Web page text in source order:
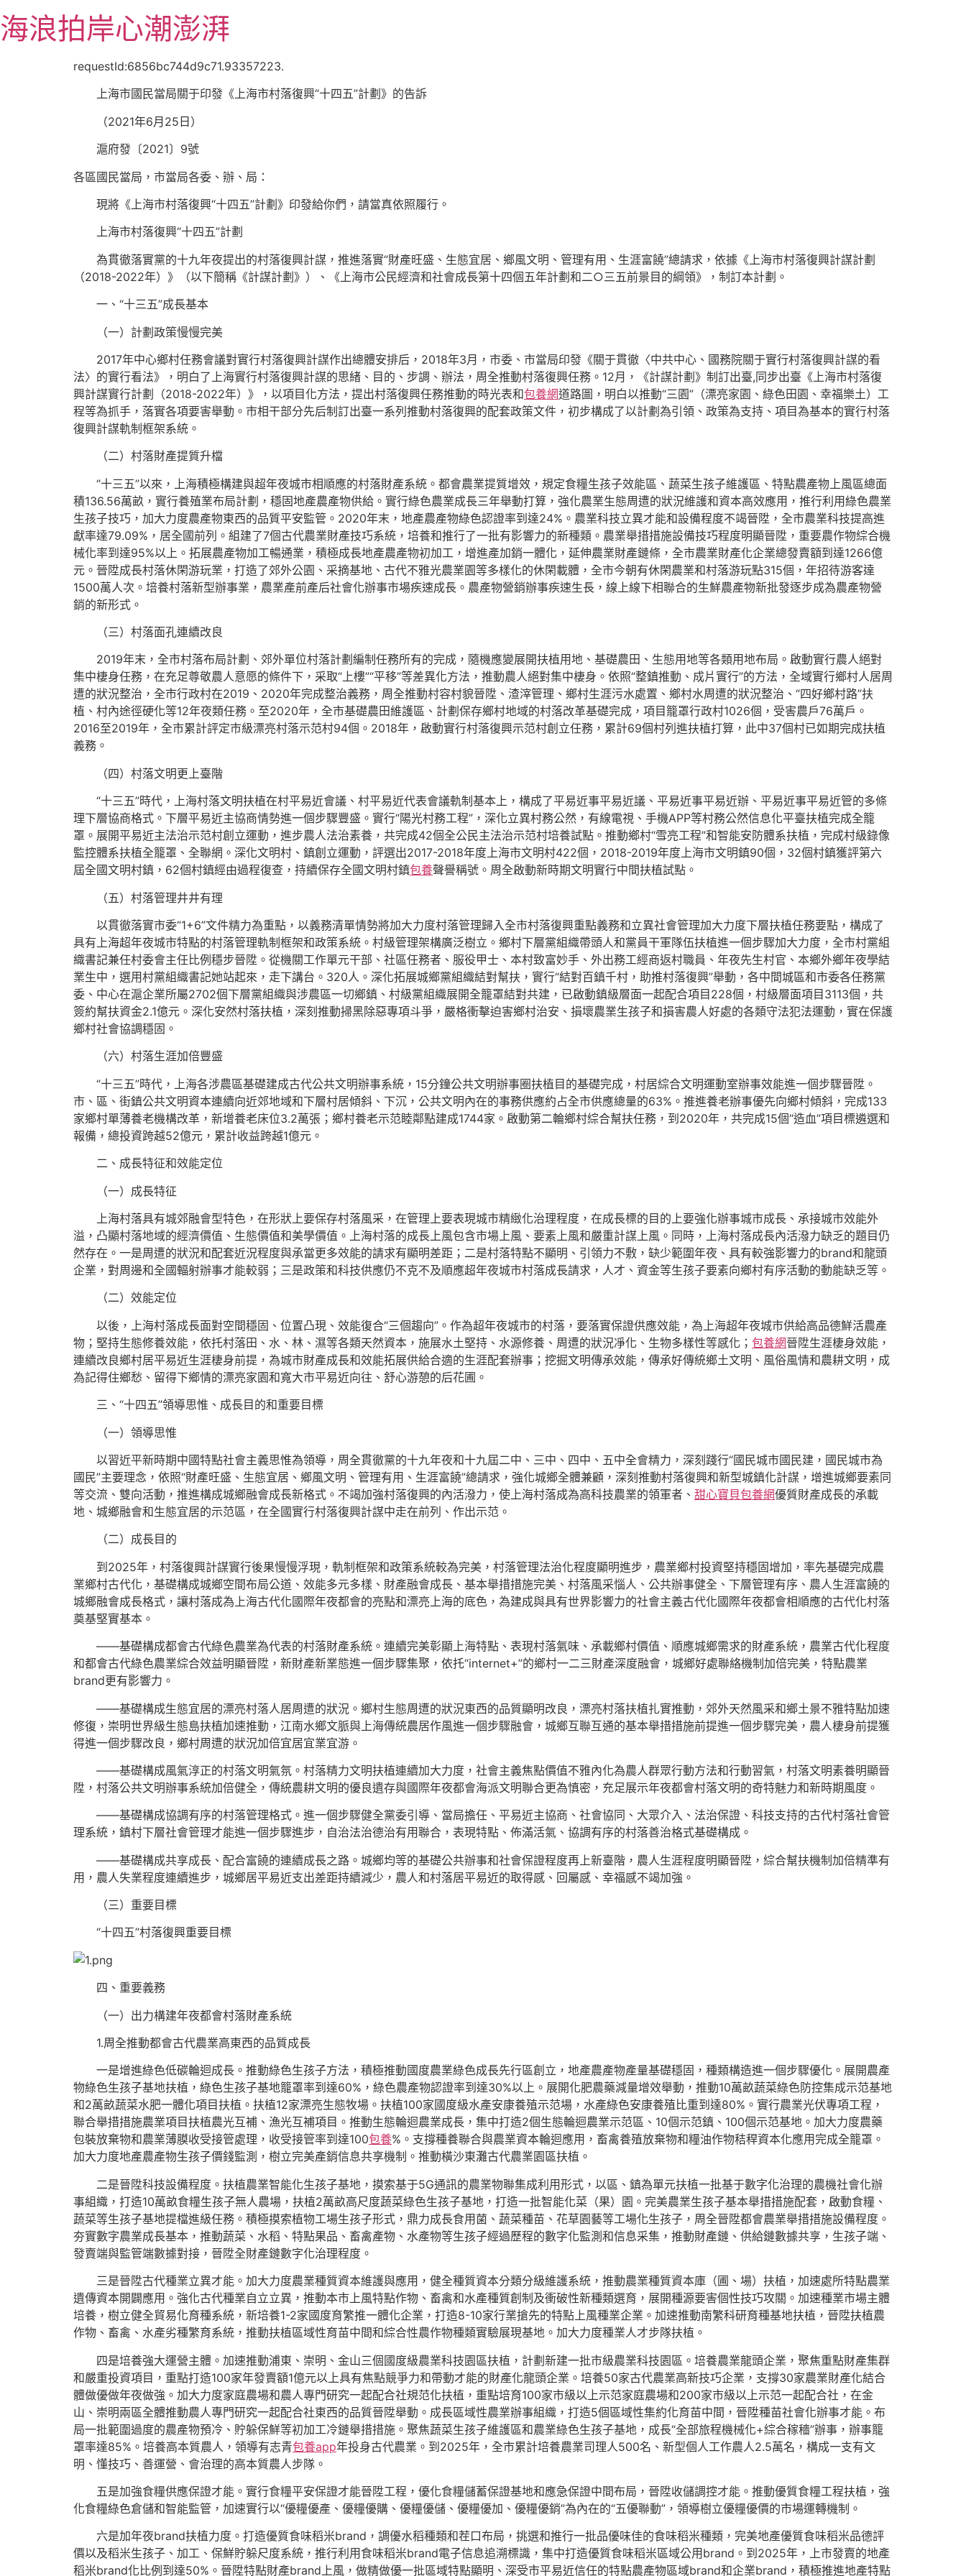
至
主海浪拍岸心潮澎湃
requestId:6856bc744d9c71.93357223.
上海市國民當局關于印發《上海市村落復興“十四五”計劃》的告訴
（2021年6月25日）
滬府發〔2021〕9號
各區國民當局，市當局各委、辦、局：
現將《上海市村落復興“十四五”計劃》印發給你們，請當真依照履行。
上海市村落復興“十四五”計劃
為貫徹落實黨的十九年夜提出的村落復興計謀，推進落實“財產旺盛、生態宜居、鄉風文明、管理有用、生涯富饒”總請求，依據《上海市村落復興計謀計劃
（2018-2022年）》（以下簡稱《計謀計劃》）、《上海市公民經濟和社會成長第十四個五年計劃和二○三五前景目的綱領》，制訂本計劃。
一、“十三五”成長基本
（一）計劃政策慢慢完美
2017年中心鄉村任務會議對實行村落復興計謀作出總體安排后，2018年3月，市委、市當局印發《關于貫徹〈中共中心、國務院關于實行村落復興計謀的看
法〉的實行看法》，明白了上海實行村落復興計謀的思緒、目的、步調、辦法，周全推動村落復興任務。12月，《計謀計劃》制訂出臺,同步出臺《上海市村落復
興計謀實行計劃（2018-2022年）》，以項目化方法，提出村落復興任務推動的時光表和包養網道路圖，明白以推動“三園”（漂亮家園、綠色田園、幸福樂土）工
程等為抓手，落實各項要害舉動。市相干部分先后制訂出臺一系列推動村落復興的配套政策文件，初步構成了以計劃為引領、政策為支持、項目為基本的實行村落
復興計謀軌制框架系統。
（二）村落財產提質升檔
“十三五”以來，上海積極構建與超年夜城市相順應的村落財產系統。都會農業提質增效，規定食糧生孩子效能區、蔬菜生孩子維護區、特點農產物上風區總面
積136.56萬畝，實行養殖業布局計劃，穩固地產農產物供給。實行綠色農業成長三年舉動打算，強化農業生態周遭的狀況維護和資本高效應用，推行利用綠色農業
生孩子技巧，加大力度農產物東西的品質平安監管。2020年末，地產農產物綠色認證率到達24%。農業科技立異才能和設備程度不竭晉陞，全市農業科技提高進
獻率達79.09%，居全國前列。組建了7個古代農業財產技巧系統，培養和推行了一批有影響力的新種類。農業舉措措施設備技巧程度明顯晉陞，重要農作物綜合機
械化率到達95%以上。拓展農產物加工暢通業，積極成長地產農產物初加工，增進產加銷一體化，延伸農業財產鏈條，全市農業財產化企業總發賣額到達1266億
元。晉陞成長村落休閑游玩業，打造了郊外公園、采摘基地、古代不雅光農業園等多樣化的休閑載體，全市今朝有休閑農業和村落游玩點315個，年招待游客達
1500萬人次。培養村落新型辦事業，農業產前產后社會化辦事市場疾速成長。農產物營銷辦事疾速生長，線上線下相聯合的生鮮農產物新批發逐步成為農產物營
銷的新形式。
（三）村落面孔連續改良
2019年末，全市村落布局計劃、郊外單位村落計劃編制任務所有的完成，隨機應變展開扶植用地、基礎農田、生態用地等各類用地布局。啟動實行農人絕對
集中棲身任務，在充足尊敬農人意愿的條件下，采取“上樓”“平移”等差異化方法，推動農人絕對集中棲身。依照“整鎮推動、成片實行”的方法，全域實行鄉村人居周
遭的狀況整治，全市行政村在2019、2020年完成整治義務，周全推動村容村貌晉陞、渣滓管理、鄉村生涯污水處置、鄉村水周遭的狀況整治、“四好鄉村路”扶
植、村內途徑硬化等12年夜類任務。至2020年，全市基礎農田維護區、計劃保存鄉村地域的村落改革基礎完成，項目籠罩行政村1026個，受害農戶76萬戶。
2016至2019年，全市累計評定市級漂亮村落示范村94個。2018年，啟動實行村落復興示范村創立任務，累計69個村列進扶植打算，此中37個村已如期完成扶植
義務。
（四）村落文明更上臺階
“十三五”時代，上海村落文明扶植在村平易近會議、村平易近代表會議軌制基本上，構成了平易近事平易近議、平易近事平易近辦、平易近事平易近管的多條
理下層協商格式。下層平易近主協商情勢進一個步驟豐盛。實行“陽光村務工程”，深化立異村務公然，有線電視、手機APP等村務公然信息化平臺扶植完成全籠
罩。展開平易近主法治示范村創立運動，進步農人法治素養，共完成42個全公民主法治示范村培養試點。推動鄉村“雪亮工程”和智能安防體系扶植，完成村級錄像
監控體系扶植全籠罩、全聯網。深化文明村、鎮創立運動，評選出2017-2018年度上海市文明村422個，2018-2019年度上海市文明鎮90個，32個村鎮獲評第六
屆全國文明村鎮，62個村鎮經由過程復查，持續保存全國文明村鎮包養聲譽稱號。周全啟動新時期文明實行中間扶植試點。
（五）村落管理井井有理
以貫徹落實市委“1+6”文件精力為重點，以義務清單情勢將加大力度村落管理歸入全市村落復興重點義務和立異社會管理加大力度下層扶植任務要點，構成了
具有上海超年夜城市特點的村落管理軌制框架和政策系統。村級管理架構廣泛樹立。鄉村下層黨組織帶頭人和黨員干軍隊伍扶植進一個步驟加大力度，全市村黨組
織書記兼任村委會主任比例穩步晉陞。從機關工作單元干部、社區任務者、服役甲士、本村致富妙手、外出務工經商返村職員、年夜先生村官、本鄉外鄉年夜學結
業生中，選用村黨組織書記她站起來，走下講台。320人。深化拓展城鄉黨組織結對幫扶，實行“結對百鎮千村，助推村落復興”舉動，各中間城區和市委各任務黨
委、中心在滬企業所屬2702個下層黨組織與涉農區一切鄉鎮、村級黨組織展開全籠罩結對共建，已啟動鎮級層面一起配合項目228個，村級層面項目3113個，共
簽約幫扶資金2.1億元。深化安然村落扶植，深刻推動掃黑除惡專項斗爭，嚴格衝擊迫害鄉村治安、損壞農業生孩子和損害農人好處的各類守法犯法運動，實在保護
鄉村社會協調穩固。
（六）村落生涯加倍豐盛
“十三五”時代，上海各涉農區基礎建成古代公共文明辦事系統，15分鐘公共文明辦事圈扶植目的基礎完成，村居綜合文明運動室辦事效能進一個步驟晉陞。
市、區、街鎮公共文明資本連續向近郊地域和下層村居傾斜、下沉，公共文明內在的事務供應約占全市供應總量的63%。推進養老辦事優先向鄉村傾斜，完成133
家鄉村單薄養老機構改革，新增養老床位3.2萬張；鄉村養老示范睦鄰點建成1744家。啟動第二輪鄉村綜合幫扶任務，到2020年，共完成15個“造血”項目標遴選和
報備，總投資跨越52億元，累計收益跨越1億元。
二、成長特征和效能定位
（一）成長特征
上海村落具有城郊融會型特色，在形狀上要保存村落風采，在管理上要表現城市精緻化治理程度，在成長標的目的上要強化辦事城市成長、承接城市效能外
溢，凸顯村落地域的經濟價值、生態價值和美學價值。上海村落的成長上風包含市場上風、要素上風和嚴重計謀上風。同時，上海村落成長內活潑力缺乏的題目仍
然存在。一是周遭的狀況和配套近況程度與承當更多效能的請求有顯明差距；二是村落特點不顯明、引領力不敷，缺少範圍年夜、具有較強影響力的brand和龍頭
企業，對周邊和全國輻射辦事才能較弱；三是政策和科技供應仍不克不及順應超年夜城市村落成長請求，人才、資金等生孩子要素向鄉村有序活動的動能缺乏等。
（二）效能定位
以後，上海村落成長面對空間穩固、位置凸現、效能復合“三個趨向”。作為超年夜城市的村落，要落實保證供應效能，為上海超年夜城市供給高品德鮮活農產
物；堅持生態修養效能，依托村落田、水、林、濕等各類天然資本，施展水土堅持、水源修養、周遭的狀況凈化、生物多樣性等感化； 包養網晉陞生涯棲身效能，
連續改良鄉村居平易近生涯棲身前提，為城市財產成長和效能拓展供給合適的生涯配套辦事；挖掘文明傳承效能，傳承好傳統鄉土文明、風俗風情和農耕文明，成
為記得住鄉愁、留得下鄉情的漂亮家園和寬大市平易近向往、舒心游憩的后花圃。
三、“十四五”領導思惟、成長目的和重要目標
（一）領導思惟
以習近平新時期中國特點社會主義思惟為領導，周全貫徹黨的十九年夜和十九屆二中、三中、四中、五中全會精力，深刻踐行“國民城市國民建，國民城市為
國民”主要理念，依照“財產旺盛、生態宜居、鄉風文明、管理有用、生涯富饒”總請求，強化城鄉全體兼顧，深刻推動村落復興和新型城鎮化計謀，增進城鄉要素同
等交流、雙向活動，推進構成城鄉融會成長新格式。不竭加強村落復興的內活潑力，使上海村落成為高科技農業的領軍者、 甜心寶貝包養網優質財產成長的承載
地、城鄉融會和生態宜居的示范區，在全國實行村落復興計謀中走在前列、作出示范。
（二）成長目的
到2025年，村落復興計謀實行後果慢慢浮現，軌制框架和政策系統較為完美，村落管理法治化程度顯明進步，農業鄉村投資堅持穩固增加，率先基礎完成農
業鄉村古代化，基礎構成城鄉空間布局公道、效能多元多樣、財產融會成長、基本舉措措施完美、村落風采惱人、公共辦事健全、下層管理有序、農人生涯富饒的
城鄉融會成長格式，讓村落成為上海古代化國際年夜都會的亮點和漂亮上海的底色，為建成與具有世界影響力的社會主義古代化國際年夜都會相順應的古代化村落
奠基堅實基本。
——基礎構成都會古代綠色農業為代表的村落財產系統。連續完美彰顯上海特點、表現村落氣味、承載鄉村價值、順應城鄉需求的財產系統，農業古代化程度
和都會古代綠色農業綜合效益明顯晉陞，新財產新業態進一個步驟集聚，依托“internet+”的鄉村一二三財產深度融會，城鄉好處聯絡機制加倍完美，特點農業
brand更有影響力。
——基礎構成生態宜居的漂亮村落人居周遭的狀況。鄉村生態周遭的狀況東西的品質顯明改良，漂亮村落扶植扎實推動，郊外天然風采和鄉土景不雅特點加速
修復，崇明世界級生態島扶植加速推動，江南水鄉文脈與上海傳統農居作風進一個步驟融會，城鄉互聯互通的基本舉措措施前提進一個步驟完美，農人棲身前提獲
得進一個步驟改良，鄉村周遭的狀況加倍宜居宜業宜游。
——基礎構成風氣淳正的村落文明氣氛。村落精力文明扶植連續加大力度，社會主義焦點價值不雅內化為農人群眾行動方法和行動習氣，村落文明素養明顯晉
陞，村落公共文明辦事系統加倍健全，傳統農耕文明的優良遺存與國際年夜都會海派文明聯合更為慎密，充足展示年夜都會村落文明的奇特魅力和新時期風度。
——基礎構成協調有序的村落管理格式。進一個步驟健全黨委引導、當局擔任、平易近主協商、社會協同、大眾介入、法治保證、科技支持的古代村落社會管
理系統，鎮村下層社會管理才能進一個步驟進步，自治法治德治有用聯合，表現特點、佈滿活氣、協調有序的村落善治格式基礎構成。
——基礎構成共享成長、配合富饒的連續成長之路。城鄉均等的基礎公共辦事和社會保證程度再上新臺階，農人生涯程度明顯晉陞，綜合幫扶機制加倍精準有
用，農人失業程度連續進步，城鄉居平易近支出差距持續減少，農人和村落居平易近的取得感、回屬感、幸福感不竭加強。
（三）重要目標
“十四五”村落復興重要目標
四、重要義務
（一）出力構建年夜都會村落財產系統
1.周全推動都會古代農業高東西的品質成長
一是增進綠色低碳輪迴成長。推動綠色生孩子方法，積極推動國度農業綠色成長先行區創立，地產農產物產量基礎穩固，種類構造進一個步驟優化。展開農產
物綠色生孩子基地扶植，綠色生孩子基地籠罩率到達60%，綠色農產物認證率到達30%以上。展開化肥農藥減量增效舉動，推動10萬畝蔬菜綠色防控集成示范基地
和2萬畝蔬菜水肥一體化項目扶植。扶植12家漂亮生態牧場。扶植100家國度級水產安康養殖示范場，水產綠色安康養殖比重到達80%。實行農業光伏專項工程，
聯合舉措措施農業項目扶植農光互補、漁光互補項目。推動生態輪迴農業成長，集中打造2個生態輪迴農業示范區、10個示范鎮、100個示范基地。加大力度農藥
包裝放棄物和農業薄膜收受接管處理，收受接管率到達100包養%。支撐種養聯合與農業資本輪迴應用，畜禽養殖放棄物和糧油作物秸稈資本化應用完成全籠罩。
加大力度地產農產物生孩子價錢監測，樹立完美產銷信息共享機制。推動橫沙東灘古代農業園區扶植。
二是晉陞科技設備程度。扶植農業智能化生孩子基地，摸索基于5G通訊的農業物聯集成利用形式，以區、鎮為單元扶植一批基于數字化治理的農機社會化辦
事組織，打造10萬畝食糧生孩子無人農場，扶植2萬畝高尺度蔬菜綠色生孩子基地，打造一批智能化菜（果）園。完美農業生孩子基本舉措措施配套，啟動食糧、
蔬菜等生孩子基地提檔進級任務。積極摸索植物工場生孩子形式，鼎力成長食用菌、蔬菜種苗、花草園藝等工場化生孩子，周全晉陞都會農業舉措措施設備程度。
夯實數字農業成長基本，推動蔬菜、水稻、特點果品、畜禽產物、水產物等生孩子經過歷程的數字化監測和信息采集，推動財產鏈、供給鏈數據共享，生孩子端、
發賣端與監管端數據對接，晉陞全財產鏈數字化治理程度。
三是晉陞古代種業立異才能。加大力度農業種質資本維護與應用，健全種質資本分類分級維護系統，推動農業種質資本庫（圃、場）扶植，加速處所特點農業
遺傳資本開闢應用。強化古代種業自立立異，推動本市上風特點作物、畜禽和水產種質創制及衝破性新種類選育，展開種源要害個性技巧攻關。加速種業市場主體
培養，樹立健全貿易化育種系統，新培養1-2家國度育繁推一體化企業，打造8-10家行業搶先的特點上風種業企業。加速推動南繁科研育種基地扶植，晉陞扶植農
作物、畜禽、水產劣種繁育系統，推動扶植區域性育苗中間和綜合性農作物種類實驗展現基地。加大力度種業人才步隊扶植。
四是培養強大運營主體。加速推動浦東、崇明、金山三個國度級農業科技園區扶植，計劃新建一批市級農業科技園區。培養農業龍頭企業，聚焦重點財產集群
和嚴重投資項目，重點打造100家年發賣額1億元以上具有焦點競爭力和帶動才能的財產化龍頭企業。培養50家古代農業高新技巧企業，支撐30家農業財產化結合
體做優做年夜做強。加大力度家庭農場和農人專門研究一起配合社規范化扶植，重點培育100家市級以上示范家庭農場和200家市級以上示范一起配合社，在金
山、崇明兩區全體推動農人專門研究一起配合社東西的品質晉陞舉動。成長區域性農業辦事組織，打造5個區域性集約化育苗中間，晉陞種苗社會化辦事才能。布
局一批範圍過度的農產物預冷、貯躲保鮮等初加工冷鏈舉措措施。聚焦蔬菜生孩子維護區和農業綠色生孩子基地，成長“全部旅程機械化+綜合稼穡”辦事，辦事籠
罩率達85%。培養高本質農人，領導有志青包養app年投身古代農業。到2025年，全市累計培養農業司理人500名、新型個人工作農人2.5萬名，構成一支有文
明、懂技巧、善運營、會治理的高本質農人步隊。
五是加強食糧供應保證才能。實行食糧平安保證才能晉陞工程，優化食糧儲蓄保證基地和應急保證中間布局，晉陞收儲調控才能。推動優質食糧工程扶植，強
化食糧綠色倉儲和智能監管，加速實行以“優糧優產、優糧優購、優糧優儲、優糧優加、優糧優銷”為內在的“五優聯動”，領導樹立優糧優價的市場運轉機制。
六是加年夜brand扶植力度。打造優質食味稻米brand，調優水稻種類和茬口布局，挑選和推行一批品優味佳的食味稻米種類，完美地產優質食味稻米品德評
價以及稻米生孩子、加工、保鮮貯躲尺度系統，推行利用食味稻米brand電子信息追溯標識，集中打造優質食味稻米區域公用brand。到2025年，上市發賣的地產
稻米brand化比例到達50%。晉陞特點財產brand上風，做精做優一批區域特點顯明、深受市平易近信任的特點農產物區域brand和企業brand，積極推進地產特點